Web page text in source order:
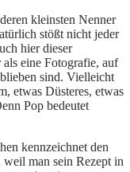
kleinsten Nenner
stößt nicht jeder
hier dieser
eine Fotografie, auf
sind. Vielleicht
etwas Düsteres, etwas
Pop bedeutet
kennzeichnet den
man sein Rezept in